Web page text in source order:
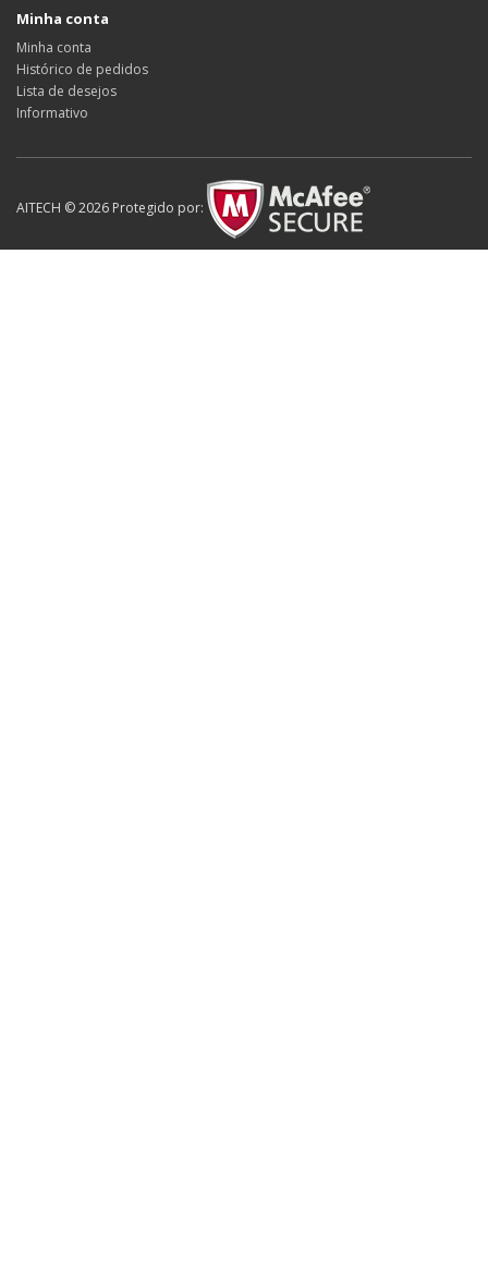
Minha conta
Minha conta
Histórico de pedidos
Lista de desejos
Informativo
AITECH © 2026 Protegido por: